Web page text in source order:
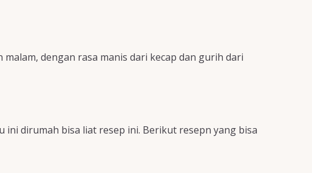
dengan rasa manis dari kecap dan gurih dari
dirumah bisa liat resep ini. Berikut resepn yang bisa